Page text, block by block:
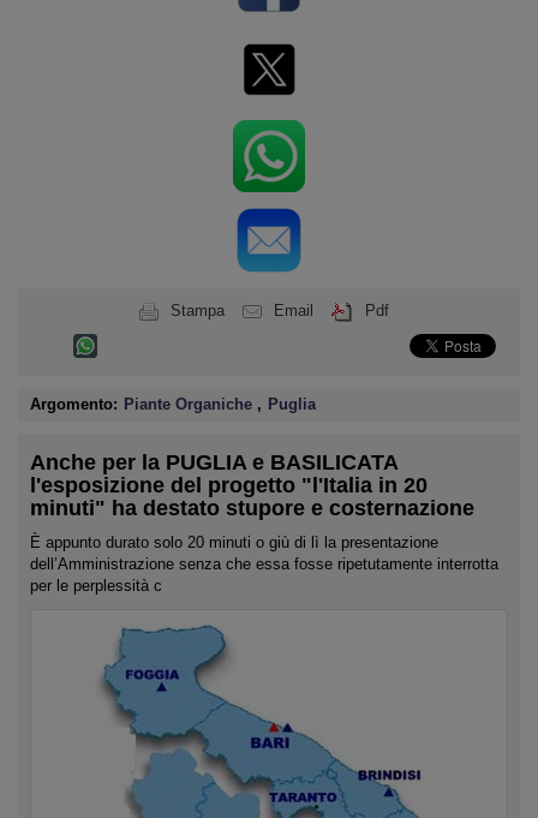
Stampa Email Pdf
Argomento: Piante Organiche , Puglia
Anche per la PUGLIA e BASILICATA
l'esposizione del progetto "l'Italia in 20
minuti" ha destato stupore e costernazione
È appunto durato solo 20 minuti o giù di lì la presentazione
dell’Amministrazione senza che essa fosse ripetutamente interrotta
per le perplessità c